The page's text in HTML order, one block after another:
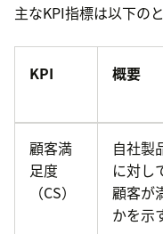
主なKPI指標は以下の
KPI 概要
顧客満
足度
（CS）
自社製
に対し
顧客が
かを示